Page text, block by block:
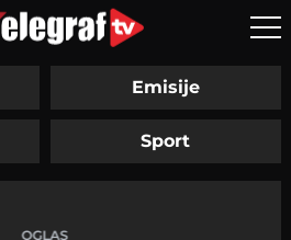
Emisije
Sport